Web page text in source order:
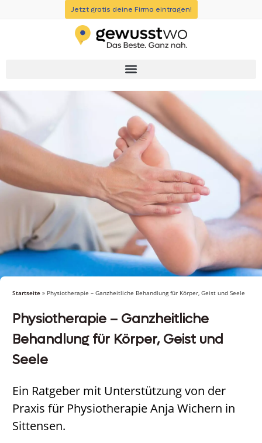
Jetzt gratis deine Firma eintragen!
Startseite » Physiotherapie – Ganzheitliche Behandlung für Körper, Geist und Seele
Physiotherapie – Ganzheitliche
Behandlung für Körper, Geist und
Seele
Ein Ratgeber mit Unterstützung von der
Praxis für Physiotherapie Anja Wichern in
Sittensen.